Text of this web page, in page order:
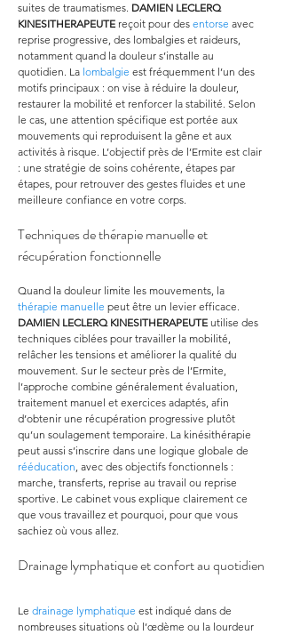
suites de traumatismes. DAMIEN LECLERQ
KINESITHERAPEUTE reçoit pour des entorse avec
reprise progressive, des lombalgies et raideurs,
notamment quand la douleur s’installe au
quotidien. La lombalgie est fréquemment l’un des
motifs principaux : on vise à réduire la douleur,
restaurer la mobilité et renforcer la stabilité. Selon
le cas, une attention spécifique est portée aux
mouvements qui reproduisent la gêne et aux
activités à risque. L’objectif près de l’Ermite est clair
: une stratégie de soins cohérente, étapes par
étapes, pour retrouver des gestes fluides et une
meilleure confiance en votre corps.
Techniques de thérapie manuelle et
récupération fonctionnelle
Quand la douleur limite les mouvements, la
thérapie manuelle peut être un levier efficace.
DAMIEN LECLERQ KINESITHERAPEUTE utilise des
techniques ciblées pour travailler la mobilité,
relâcher les tensions et améliorer la qualité du
mouvement. Sur le secteur près de l’Ermite,
l’approche combine généralement évaluation,
traitement manuel et exercices adaptés, afin
d’obtenir une récupération progressive plutôt
qu’un soulagement temporaire. La kinésithérapie
peut aussi s’inscrire dans une logique globale de
rééducation, avec des objectifs fonctionnels :
marche, transferts, reprise au travail ou reprise
sportive. Le cabinet vous explique clairement ce
que vous travaillez et pourquoi, pour que vous
sachiez où vous allez.
Drainage lymphatique et confort au quotidien
Le drainage lymphatique est indiqué dans de
nombreuses situations où l’œdème ou la lourdeur